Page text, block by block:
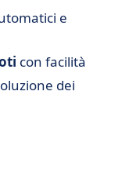
e
con facilità
dei